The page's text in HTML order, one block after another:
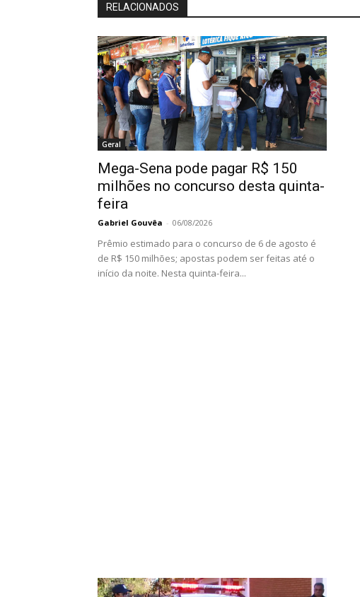
RELACIONADOS
Geral
Mega-Sena pode pagar R$ 150
milhões no concurso desta quinta-
feira
Gabriel Gouvêa - 06/08/2026
Prêmio estimado para o concurso de 6 de agosto é
de R$ 150 milhões; apostas podem ser feitas até o
início da noite. Nesta quinta-feira...